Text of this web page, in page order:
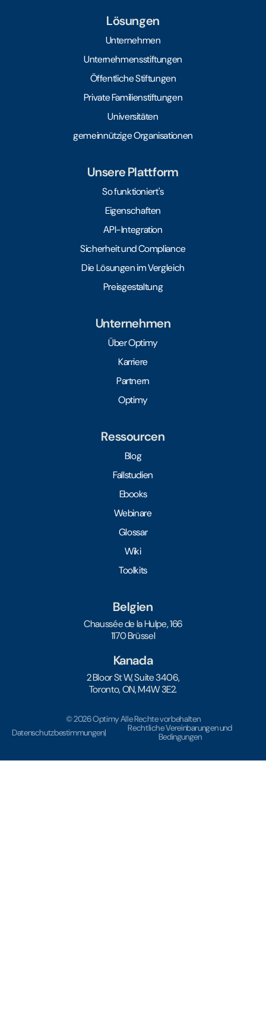
Lösungen
Unternehmen
Unternehmensstiftungen
Öffentliche Stiftungen
Private Familienstiftungen
Universitäten
gemeinnützige Organisationen
Unsere Plattform
So funktioniert's
Eigenschaften
API-Integration
Sicherheit und Compliance
Die Lösungen im Vergleich
Preisgestaltung
Unternehmen
Über Optimy
Karriere
Partnern
Optimy
Ressourcen
Blog
Fallstudien
Ebooks
Webinare
Glossar
Wiki
Toolkits
Belgien
Chaussée de la Hulpe, 166
1170 Brüssel
Kanada
2 Bloor St W, Suite 3406,
Toronto, ON, M4W 3E2.
© 2026 Optimy Alle Rechte vorbehalten
Datenschutzbestimmungen|
Rechtliche Vereinbarungen und
Bedingungen